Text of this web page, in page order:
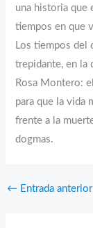
una historia que
tiempos en que
Los tiempos del
trepidante, en la
Rosa Montero:
para que la vida
frente a la
dogmas.
← Entrada anterior